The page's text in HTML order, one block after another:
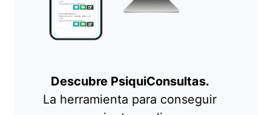
Descubre PsiquiConsultas.
La herramienta para conseguir